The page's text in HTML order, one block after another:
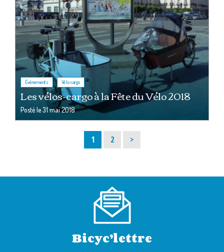
Événements , Vélo cargo
Les vélos-cargo à la Fête du Vélo 2018
Posté le31 mai 2018
Page
1 Page
2 >
Bicyc’lettre